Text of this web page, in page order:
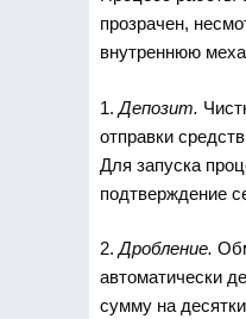
прозрачен,
внутреннюю
1.Депозит.
отправки
Для запуска
подтверждение
2.Дробление.
автоматически
сумму на